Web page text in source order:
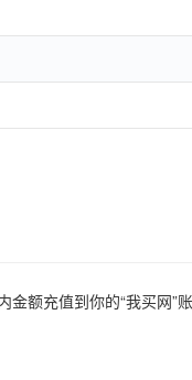
额充值到你的“我买网”